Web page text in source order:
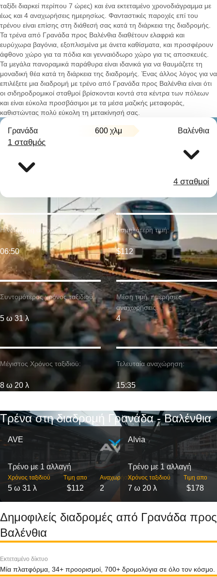
ταξίδι διαρκεί περίπου 7 ώρες) και ένα εκτεταμένο χρονοδιάγραμμα με
έως και 4 αναχωρήσεις ημερησίως. Φανταστικές παροχές επί του
τρένου είναι επίσης στη διάθεσή σας κατά τη διάρκεια της διαδρομής.
Τα τρένα από Γρανάδα προς Βαλένθια διαθέτουν ελαφριά και
ευρύχωρα βαγόνια, εξοπλισμένα με άνετα καθίσματα, και προσφέρουν
άφθονο χώρο για τα πόδια και γενναιόδωρο χώρο για τις αποσκευές.
Τα μεγάλα πανοραμικά παράθυρα είναι ιδανικά για να θαυμάζετε τη
μοναδική θέα κατά τη διάρκεια της διαδρομής. Ένας άλλος λόγος για να
επιλέξετε μια διαδρομή με τρένο από Γρανάδα προς Βαλένθια είναι ότι
οι σιδηροδρομικοί σταθμοί βρίσκονται κοντά στα κέντρα των πόλεων
και είναι εύκολα προσβάσιμοι με τα μέσα μαζικής μεταφοράς,
καθιστώντας πολύ εύκολη τη μετακίνησή σας.
Γρανάδα 600 χλμ Βαλένθια
1 σταθμός
4 σταθμοί
Συντομότερος χρόνος ταξιδιού:
5 ω 31 λ
Η νωρίτερη αναχώρηση:
06:50
Μέγιστος Χρόνος ταξιδιού:
8 ω 20 λ
Χαμηλότερη τιμή:
$112
Μέση τιμή. ημερήσιες
αναχωρήσεις:
4
Τελευταία αναχώρηση:
15:35
Τρένα στη διαδρομή Γρανάδα - Βαλένθια
AVE
Τρένο με 1 αλλαγή
Χρόνος ταξιδιού
5 ω 31 λ
Τιμη απο
$112
Αναχωρήσεις
2
Alvia
Τρένο με 1 αλλαγή
Χρόνος ταξιδιού
7 ω 20 λ
Τιμη απο
$178
Δημοφιλείς διαδρομές από Γρανάδα προς
Βαλένθια
Εκτεταμένο δίκτυο
Μία πλατφόρμα, 34+ προορισμοί, 700+ δρομολόγια σε όλο τον κόσμο.